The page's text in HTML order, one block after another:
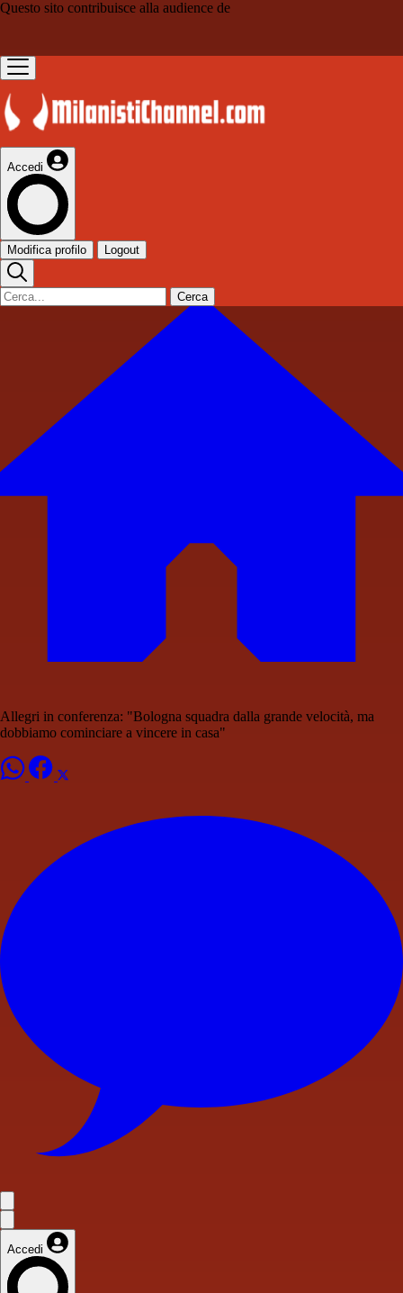
Questo sito contribuisce alla audience de
Accedi
Modifica profilo Logout
Cerca
Allegri in conferenza: "Bologna squadra dalla grande velocità, ma
dobbiamo cominciare a vincere in casa"
Accedi